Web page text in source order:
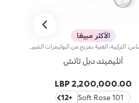
الأكثر مبيعًا
أنليميتد دبل تاتش
2,200,000.00 LBP
101 Soft Rose
+12